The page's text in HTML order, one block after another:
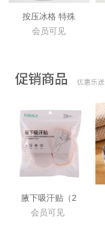
按压冰格 特殊
会员可见
腋下吸汗贴（2
会员可见